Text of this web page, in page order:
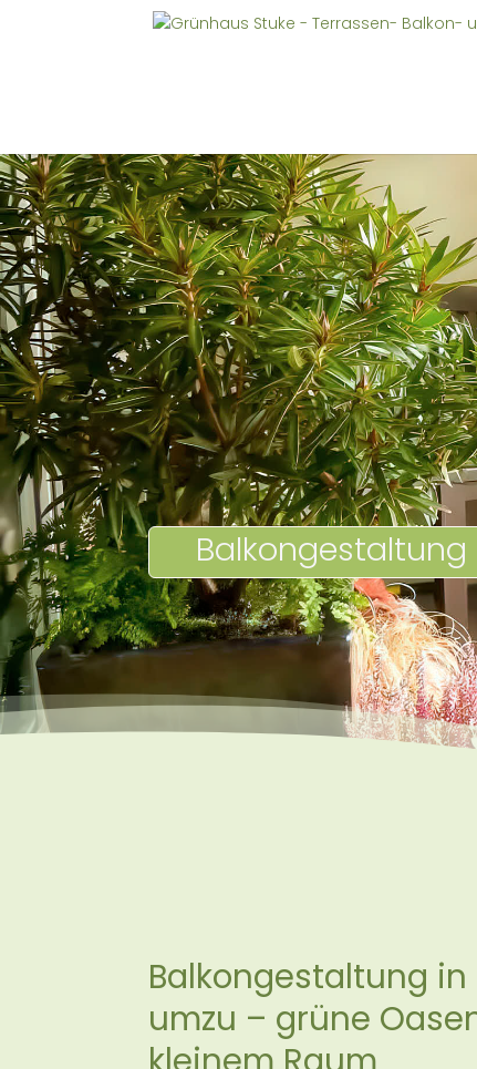
Balkongestaltung
Balkongestaltung in
umzu – grüne